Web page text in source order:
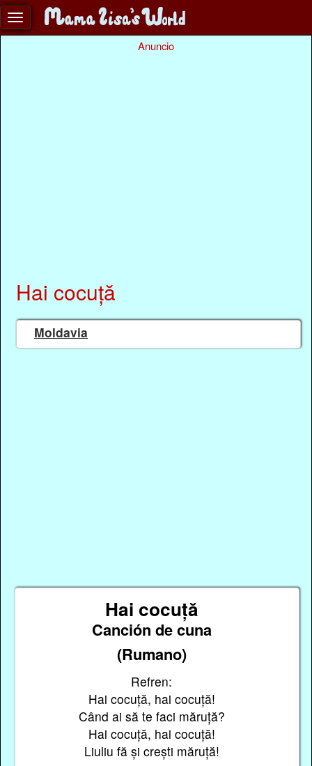
Anuncio
Hai cocuță
Moldavia
Hai cocuță
Canción de cuna
(Rumano)
Refren:
Hai cocuță, hai cocuță!
Când ai să te faci măruță?
Hai cocuță, hai cocuță!
Liuliu fă și crești măruță!